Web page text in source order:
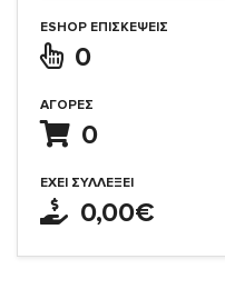
ESHOP ΕΠΙΣΚΈΨΕΙΣ
0
ΑΓΟΡΈΣ
0
ΈΧΕΙ ΣΥΛΛΈΞΕΙ
0,00€